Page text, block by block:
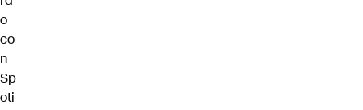
o
co
n
Sp
oti